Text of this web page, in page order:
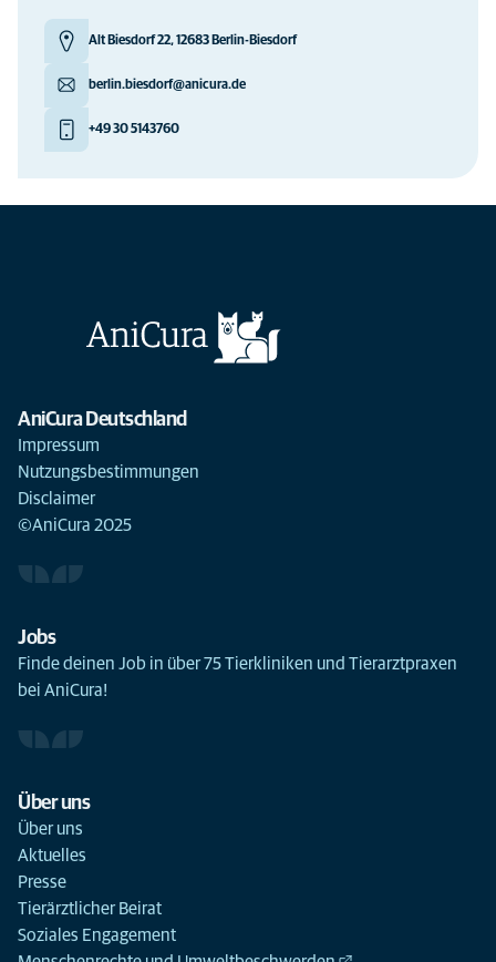
Alt Biesdorf 22, 12683 Berlin-Biesdorf
berlin.biesdorf@anicura.de
+49 30 5143760
AniCura Deutschland
Impressum
Nutzungsbestimmungen
Disclaimer
©AniCura 2025
Jobs
Finde deinen Job in über 75 Tierkliniken und Tierarztpraxen
bei AniCura!
Über uns
Über uns
Aktuelles
Presse
Tierärztlicher Beirat
Soziales Engagement